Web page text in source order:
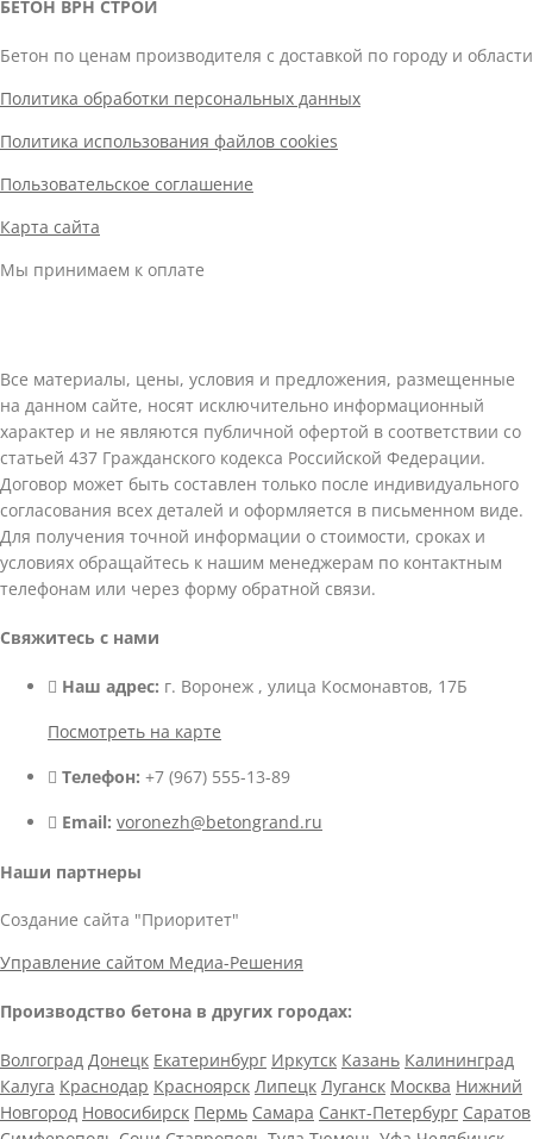
БЕТОН ВРН СТРОЙ
Бетон по ценам производителя с доставкой по городу и области
Политика обработки персональных данных
Политика использования файлов cookies
Пользовательское соглашение
Карта сайта
Мы принимаем к оплате
Все материалы, цены, условия и предложения, размещенные
на данном сайте, носят исключительно информационный
характер и не являются публичной офертой в соответствии со
статьей 437 Гражданского кодекса Российской Федерации.
Договор может быть составлен только после индивидуального
согласования всех деталей и оформляется в письменном виде.
Для получения точной информации о стоимости, сроках и
условиях обращайтесь к нашим менеджерам по контактным
телефонам или через форму обратной связи.
Свяжитесь с нами
Наш адрес: г. Воронеж , улица Космонавтов, 17Б
Посмотреть на карте
Телефон: +7 (967) 555-13-89
Email: voronezh@betongrand.ru
Наши партнеры
Создание сайта "Приоритет"
Управление сайтом Медиа-Решения
Производство бетона в других городах:
Волгоград Донецк Екатеринбург Иркутск Казань Калининград
Калуга Краснодар Красноярск Липецк Луганск Москва Нижний
Новгород Новосибирск Пермь Самара Санкт-Петербург Саратов